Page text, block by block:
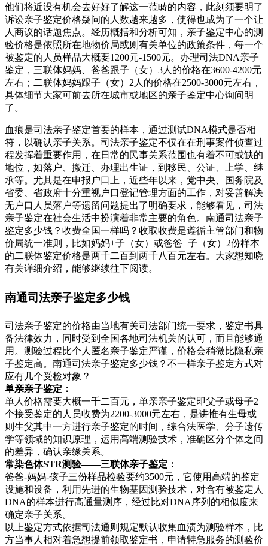
他们将近没有机会去好好了解这一范畴的内容，此刻须要明了
诉讼亲子鉴定价格疑问的人数越来越多，使得也成为了一个让
人商议的话题焦点。经历概括和分析可知，亲子鉴定中心的测
验价格是依照所在地物价局或则有关单位的政策条件，每一个
被鉴定的人员样品大概要1200元-1500元。办理司法DNA亲子
鉴定，三联体妈妈、爸爸跟子（女）3人的价格在3600-4200元
左右；二联体妈妈跟子（女）2人的价格在2500-3000元左右，
具体细节大家可前去所在城市或地区的亲子鉴定中心询问明
了。
血痕是司法亲子鉴定首要的样本，通过测试DNA模式是否相
符，以确认亲子关系。司法亲子鉴定不仅在在刑事案件侦查过
程发挥着重要作用，在日常的民事关系范围也有着不可或缺的
地位，如落户、搬迁、办理出生证，到移民、公证、上学、继
承等。尤其是在申报户口上，近些年以来，党中央、国务院及
省委、省政府十分重视户口登记管理方面的工作，对妥善解决
无户口人员落户等遗留问题提出了明确要求，能够看见，司法
亲子鉴定在社会生活中扮演着非常主要的角色。南通司法亲子
鉴定多少钱？收费全国一样吗？收取收费是遵循主管部门和物
价局统一准则，比如妈妈+子（女）或爸爸+子（女）2份样本
的二联体鉴定价格是两千二百到两千八百元左右。大家想知晓
有关详细介绍，能够继续往下阅读。
南通司法亲子鉴定多少钱
司法亲子鉴定的价格由当地有关司法部门统一要求，鉴定书具
备法律效力，同时受到全国各地司法机关的认可，而且能够通
用。测验过程比个人匿名亲子鉴定严谨，价格会稍微比隐私亲
子鉴定高。南通司法亲子鉴定多少钱？不一样亲子鉴定方式对
应有几个受检对象？
单亲亲子鉴定：
单人价格需要大概一千二百元，单亲亲子鉴定即父子或母子2
个接受鉴定的人员收费为2200-3000元左右，是讲惟有生母或
则生父其中一方进行亲子鉴定的时间，综合法医学、分子遗传
学等领域的知识原理，运用高端测验技术，准确区分个体之间
的差异，确认亲缘关系。
常染色体STR测验——三联体亲子鉴定：
爸爸-妈妈-孩子三份样品检验要约3500元，它使用高端的鉴定
设施和设备，利用先进的生物基因测验技术，对含有被鉴定人
DNA的样本进行高通量测序，经过比对DNA序列的相似度来
确定亲子关系。
以上鉴定方式依据司法通则规定默认收集血渍为测验样本，比
方当事人相对着急想提前领取鉴定书，申请特急服务的测验价